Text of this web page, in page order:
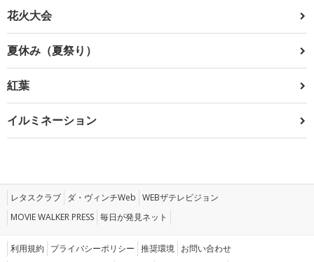
花火大会
夏休み（夏祭り）
紅葉
イルミネーション
レタスクラブ ダ・ヴィンチWeb WEBザテレビジョン
MOVIE WALKER PRESS 毎日が発見ネット
利用規約 プライバシーポリシー 推奨環境 お問い合わせ